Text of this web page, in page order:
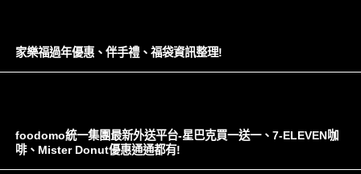
家樂福過年優惠、伴手禮、福袋資訊整理!
foodomo統一集團最新外送平台-星巴克買一送一、7-ELEVEN咖
啡、Mister Donut優惠通通都有!